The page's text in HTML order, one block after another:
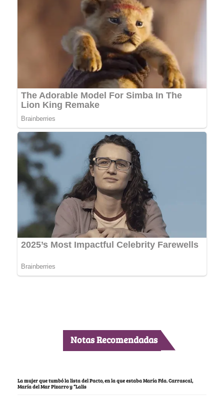
Notas Recomendadas
La mujer que tumbó la lista del Pacto, en la que estaba María Fda. Carrascal,
María del Mar Pizarro y “Lalis